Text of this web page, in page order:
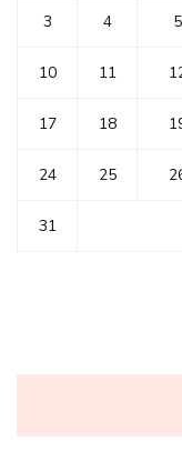
3 4 5
10 11
17 18
24 25
31